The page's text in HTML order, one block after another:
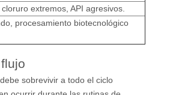
extremos, API agresivos.
procesamiento biotecnológico
sobrevivir a todo el ciclo